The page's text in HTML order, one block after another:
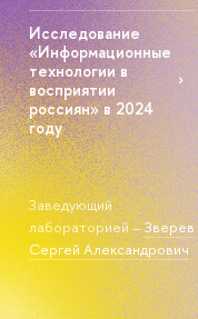
Исследование
«Информационные
технологии в
восприятии
россиян» в 2024
году
Заведующий
лабораторией –Зверев
Сергей Александрович